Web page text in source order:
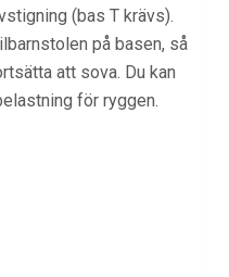
(bas T krävs).
på basen, så
att sova. Du kan
för ryggen.